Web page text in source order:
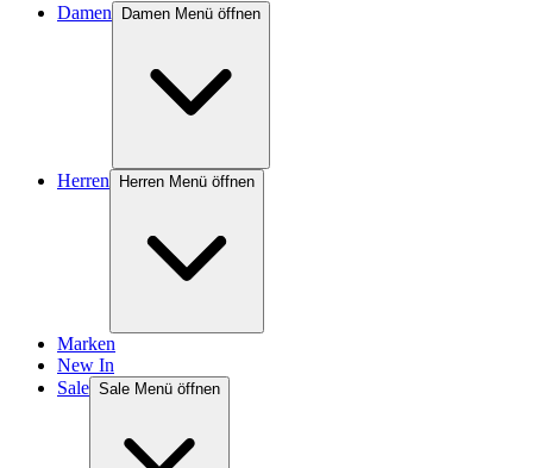
Damen Damen Menü öffnen
Herren Herren Menü öffnen
Marken
New In
Sale Sale Menü öffnen